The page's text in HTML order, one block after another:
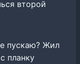
второй
пускаю? Жил
планку